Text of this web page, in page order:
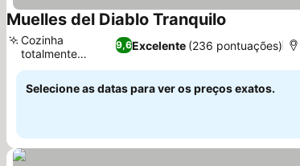
Muelles del Diablo Tranquilo
9,6Excelente (236 pontuações)
Cozinha
totalmente
equipada
Selecione as datas para ver os preços exatos.